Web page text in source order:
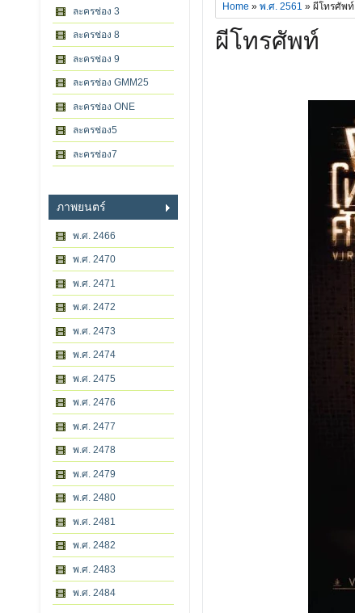
ละครช่อง 3
ละครช่อง 8
ละครช่อง 9
ละครช่อง GMM25
ละครช่อง ONE
ละครช่อง5
ละครช่อง7
ภาพยนตร์
พ.ศ. 2466
พ.ศ. 2470
พ.ศ. 2471
พ.ศ. 2472
พ.ศ. 2473
พ.ศ. 2474
พ.ศ. 2475
พ.ศ. 2476
พ.ศ. 2477
พ.ศ. 2478
พ.ศ. 2479
พ.ศ. 2480
พ.ศ. 2481
พ.ศ. 2482
พ.ศ. 2483
พ.ศ. 2484
Home » พ.ศ. 2561 » ผีโทรศัพท์
ผีโทรศัพท์